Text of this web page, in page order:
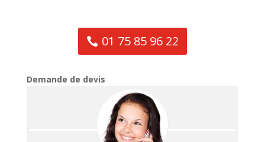
01 75 85 96 22
Demande de devis